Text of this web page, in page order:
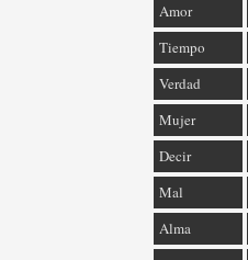
Amor
Tiempo
Verdad
Mujer
Decir
Mal
Alma